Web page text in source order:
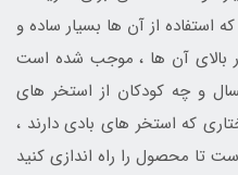
از آن ها بسیار ساده و
بالای آن ها ، موجب شده است
و چه کودکان از استخر های
که استخر های بادی دارند ،
است تا محصول را راه اندازی کنید